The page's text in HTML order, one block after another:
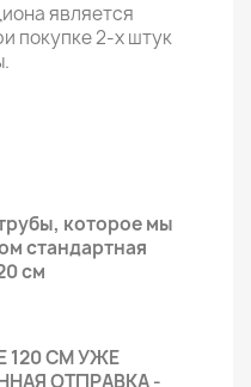
является
покупке 2-х штук
которое мы
стандартная
см
120 СМ УЖЕ
ОТПРАВКА -